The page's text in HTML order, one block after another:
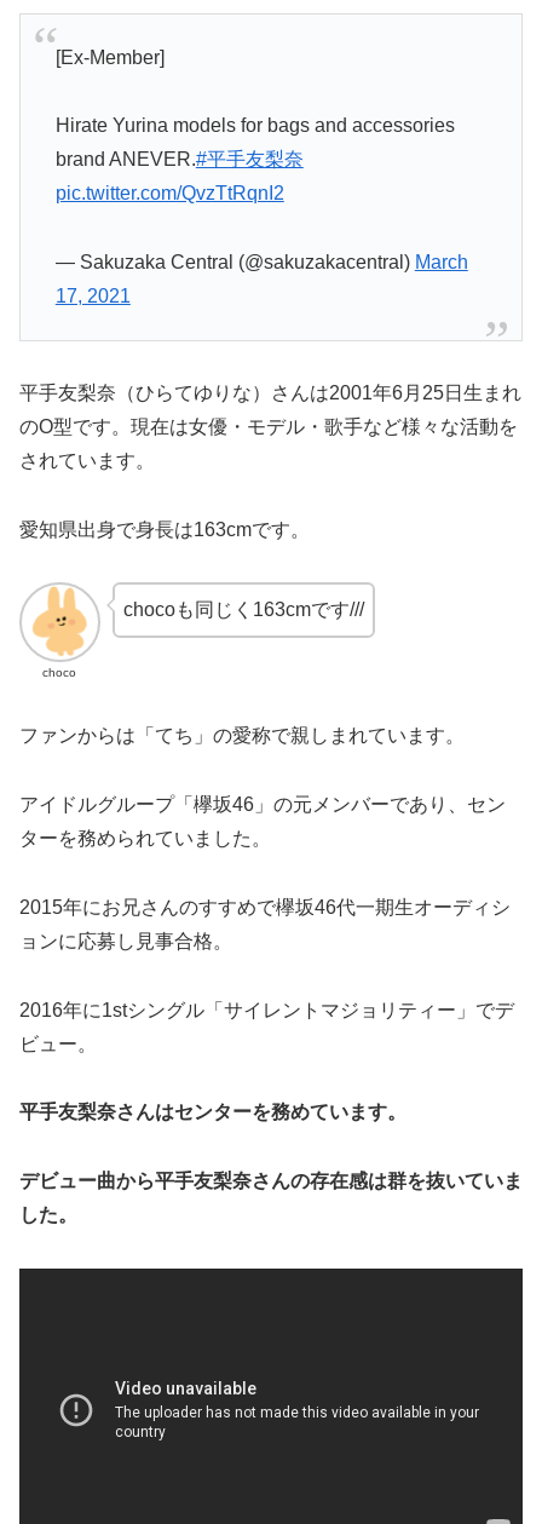
[Ex-Member]
Hirate Yurina models for bags and accessories
brand ANEVER.#平手友梨奈
pic.twitter.com/QvzTtRqnI2
— Sakuzaka Central (@sakuzakacentral) March
17, 2021
平手友梨奈（ひらてゆりな）さんは2001年6月25日生まれ
のO型です。現在は女優・モデル・歌手など様々な活動を
されています。
愛知県出身で身長は163cmです。
choco
chocoも同じく163cmです///
ファンからは「てち」の愛称で親しまれています。
アイドルグループ「欅坂46」の元メンバーであり、セン
ターを務められていました。
2015年にお兄さんのすすめで欅坂46代一期生オーディシ
ョンに応募し見事合格。
2016年に1stシングル「サイレントマジョリティー」でデ
ビュー。
平手友梨奈さんはセンターを務めています。
デビュー曲から平手友梨奈さんの存在感は群を抜いていま
した。